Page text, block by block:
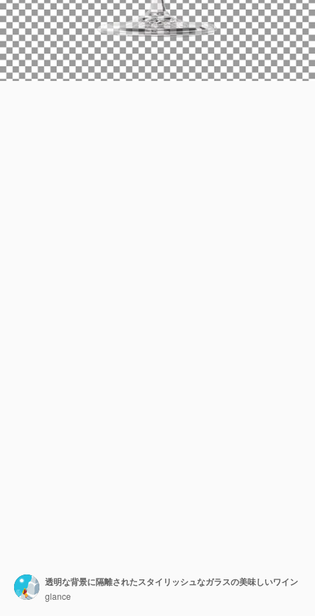
透明な背景に隔離されたスタイリッシュなガラスの美味しいワイン
glance